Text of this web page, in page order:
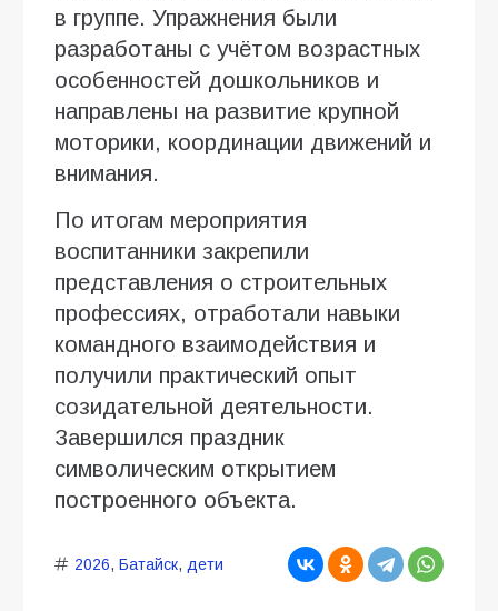
в группе. Упражнения были
разработаны с учётом возрастных
особенностей дошкольников и
направлены на развитие крупной
моторики, координации движений и
внимания.
По итогам мероприятия
воспитанники закрепили
представления о строительных
профессиях, отработали навыки
командного взаимодействия и
получили практический опыт
созидательной деятельности.
Завершился праздник
символическим открытием
построенного объекта.
2026, Батайск, дети